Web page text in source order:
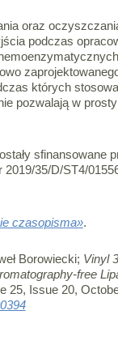
oraz
podczas
których
pozwalają w
sfinansowane
2019/35/D/ST4/
czasopisma».
Borowiecki; Vinyl
free
25, Issue 20,